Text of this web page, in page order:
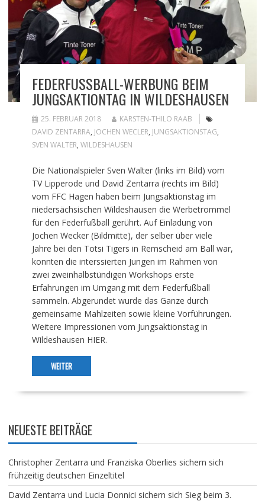
FEDERFUSSBALL-WERBUNG BEIM J
UNGSAKTIONTAG IN WILDESHAUSEN
25. FEBRUAR 2018
KARSTEN-THILO RAAB
DAVID ZENTARRA, JOCHEN WECLER, JUNGSAKTIONSTAG,
SVEN WALTER, WILDESHAUSEN
Die Nationalspieler Sven Walter (links im Bild) vom
TV Lipperode und David Zentarra (rechts im Bild)
vom FFC Hagen haben beim Jungsaktionstag im
niedersächsischen Wildeshausen die Werbetrommel
für den Federfußball gerührt. Auf Einladung von
Jochen Wecker (Bildmitte), der selber über viele
Jahre bei den Totsi Tigers in Remscheid am Ball war,
konnten die interssierten Jungen im Rahmen von
zwei zweinhalbstündigen Workshops erste
Erfahrungen im Umgang mit dem Federfußball
sammeln. Abgerundet wurde das Ganze durch
gemeinsame Mahlzeiten sowie kleine Vorführungen.
Weitere Impressionen vom Jungsaktionstag in
Wildeshausen HIER.
WEITER
NEUESTE BEITRÄGE
Christopher Zentarra und Franziska Oberlies sichern sich
frühzeitig deutschen Einzeltitel
David Zentarra und Lucia Donnici sichern sich Sieg beim 3.